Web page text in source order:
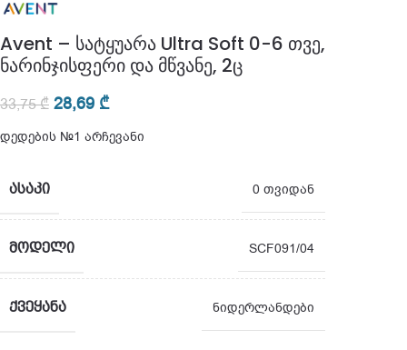
Avent – სატყუარა Ultra Soft 0-6 თვე,
ნარინჯისფერი და მწვანე, 2ც
33,75₾ 28,69 ₾
დედების №1 არჩევანი
ᲐᲡᲐᲙᲘ 0 თვიდან
ᲛᲝᲓᲔᲚᲘ SCF091/04
ᲥᲕᲔᲧᲐᲜᲐ ნიდერლანდები